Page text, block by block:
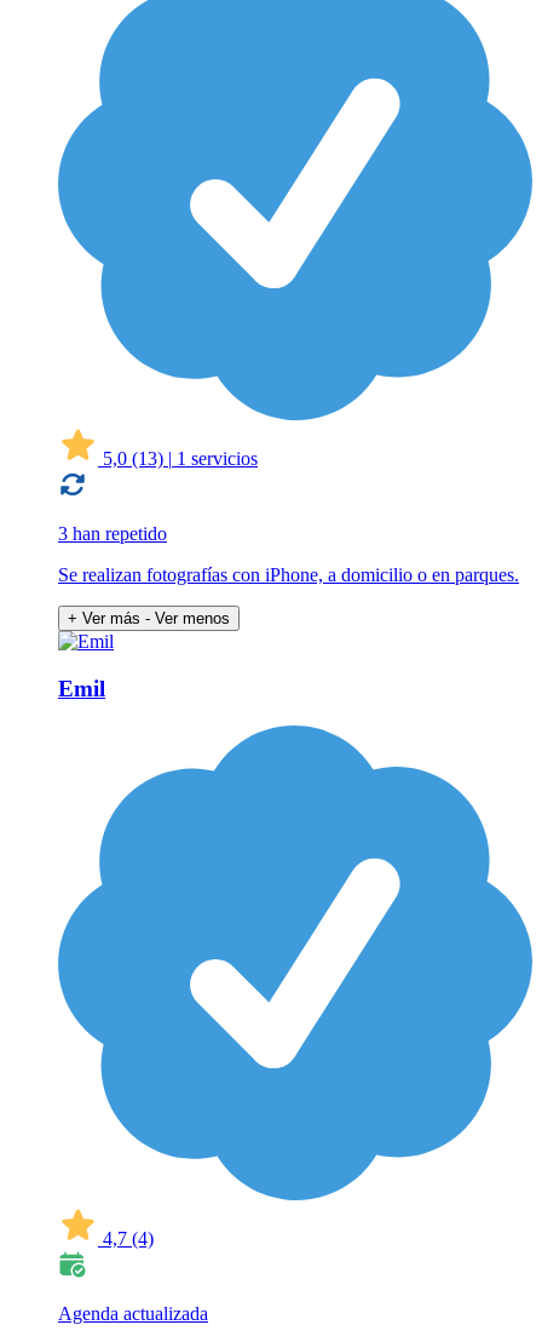
5,0 (13) | 1 servicios
3 han repetido
Se realizan fotografías con iPhone, a domicilio o en parques.
+ Ver más - Ver menos
Emil
4,7 (4)
Agenda actualizada